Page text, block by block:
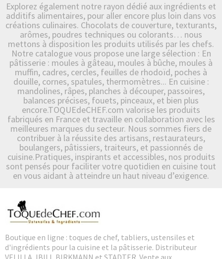
Explorez également notre rayon dédié aux ingrédients et
additifs alimentaires, pour aller encore plus loin dans vos
créations culinaires. Chocolats de couverture, texturants,
arômes, poudres techniques ou colorants… nous
mettons à disposition les produits utilisés par les chefs.
Notre catalogue vous propose une large sélection : En
pâtisserie : moules à gâteau, moules à bûche, moules à
muffin, cadres, cercles, feuilles de rhodoïd, poches à
douille, cornes, spatules, thermomètres... En cuisine :
mandolines, râpes, planches à découper, passoires,
balances précises, fouets, pinceaux, et bien plus
encore.TOQUEdeCHEF.com valorise les produits
fabriqués en France et travaille en collaboration avec les
meilleures marques du secteur. Nous sommes fiers de
contribuer à la réussite des artisans, restaurateurs,
boulangers, pâtissiers, traiteurs, et passionnés de
cuisine.Pratiques, inspirants et accessibles, nos produits
sont pensés pour faciliter votre quotidien en cuisine tout
en vous aidant à atteindre un haut niveau d’exigence.
Boutique en ligne : toques de chef, tabliers, ustensiles et
d'ingrédients pour la cuisine et la pâtisserie. Distributeur